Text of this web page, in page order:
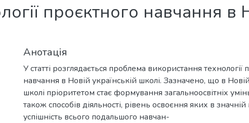
проєктного навчання в
Анотація
У статті розглядається проблема використання технології
навчання в Новій українській школі. Зазначено, що в
школі пріоритетом стає формування загальноосвітніх
також способів діяльності, рівень освоєння яких в значній
успішність всього подальшого навчан-